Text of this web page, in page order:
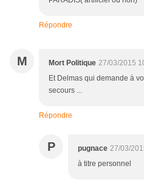
Répondre
M Mort Politique 27/03/2015
Et Delmas qui demande à
secours ...
Répondre
P pugnace 27/03/
à titre personnel